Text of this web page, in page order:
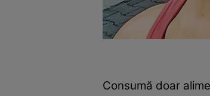
Consumă doar